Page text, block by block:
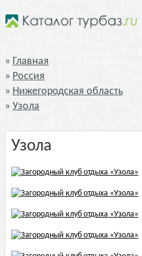
Главная
Россия
Нижегородская область
Узола
Узола